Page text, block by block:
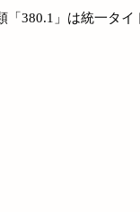
「380.1」は統一タ